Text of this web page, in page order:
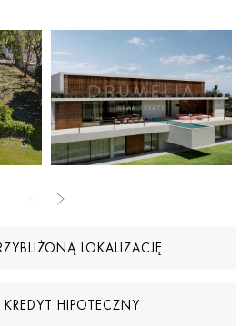
rozpoczęcie budowy bez opóźnień.
rozpoczęcia inwestycji od razu,
jak i projektu inwestycyjnego.
z wygodą, oferując szybki dostęp do
golfowych i codziennych usług.
a jednocześnie spokojne otoczenie,
a praktycznością.
przy polu golfowym, gotowości do
ugruntowanych i pożądanych
LOKALIZACJĘ
HIPOTECZNY